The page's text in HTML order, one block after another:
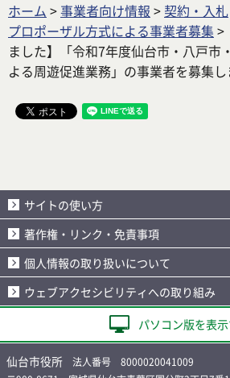
ホーム >事業者向け情報 > 契約・入札
プロポーザル方式による事業者募集 >
ました】「令和7年度仙台市・八戸市
よる周遊促進業務」の事業者を募集し
サイトの使い方
著作権・リンク・免責事項
個人情報の取り扱いについて
ウェブアクセシビリティへの取り組み
パソコン版を表
仙台市役所 法人番号 8000020041009